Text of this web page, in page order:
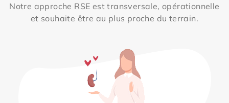
Notre approche RSE est transversale, opérationnelle
et souhaite être au plus proche du terrain.